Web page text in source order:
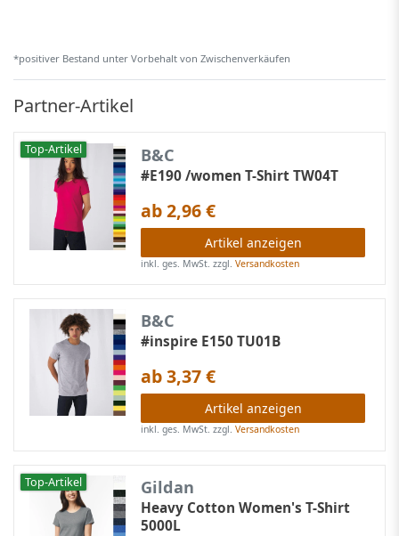
*positiver Bestand unter Vorbehalt von Zwischenverkäufen
Partner-Artikel
Top-Artikel B&C
#E190 /women T-Shirt TW04T
ab 2,96 €
Artikel anzeigen
inkl. ges. MwSt. zzgl.Versandkosten
B&C
#inspire E150 TU01B
ab 3,37 €
Artikel anzeigen
inkl. ges. MwSt. zzgl.Versandkosten
Top-Artikel Gildan
Heavy Cotton Women's T-Shirt
5000L